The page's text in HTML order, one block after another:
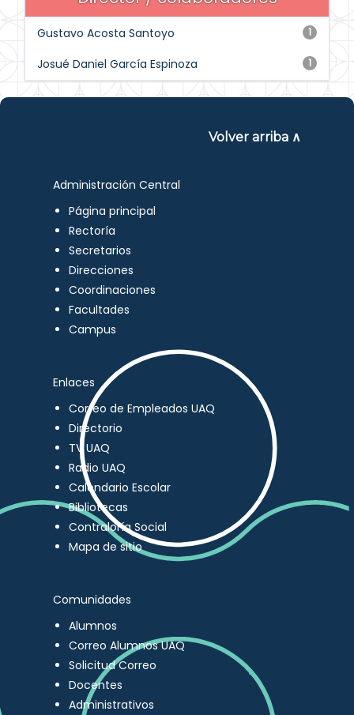
1
Gustavo Acosta Santoyo
1
Josué Daniel García Espinoza
Volver arriba ∧
Administración Central
Página principal
Rectoría
Secretarios
Direcciones
Coordinaciones
Facultades
Campus
Enlaces
Correo de Empleados UAQ
Directorio
TV UAQ
Radio UAQ
Calendario Escolar
Bibliotecas
Contraloría Social
Mapa de sitio
Comunidades
Alumnos
Correo Alumnos UAQ
Solicitud Correo
Docentes
Administrativos